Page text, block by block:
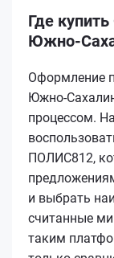
Где
Южно-
Оформление
Южно-
процессом.
ПОЛИС812,
и выбрать
считанные
таким